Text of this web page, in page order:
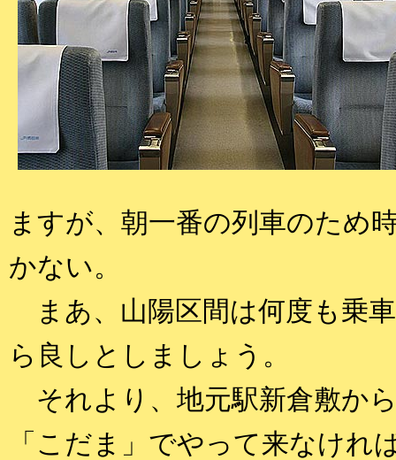
ますが、朝一番の列車のため
かない。
まあ、山陽区間は何度も乗
ら良しとしましょう。
それより、地元駅新倉敷か
「こだま」でやって来なけれ